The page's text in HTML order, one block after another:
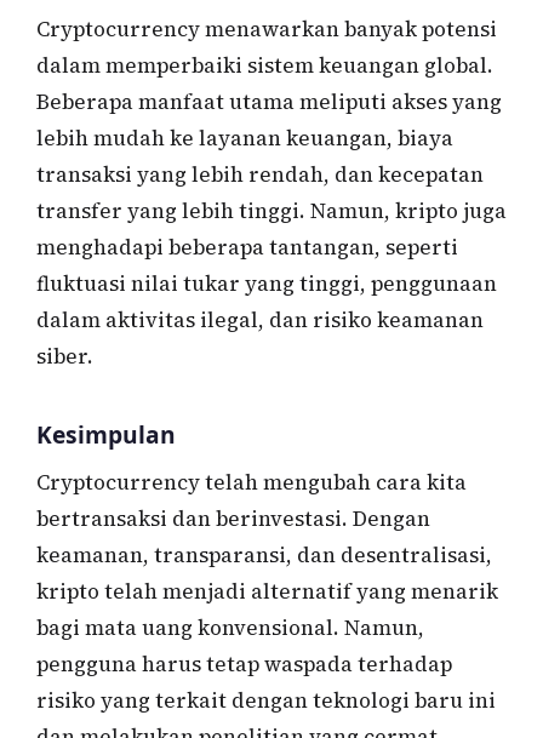
Cryptocurrency menawarkan banyak potensi
dalam memperbaiki sistem keuangan global.
Beberapa manfaat utama meliputi akses yang
lebih mudah ke layanan keuangan, biaya
transaksi yang lebih rendah, dan kecepatan
transfer yang lebih tinggi. Namun, kripto juga
menghadapi beberapa tantangan, seperti
fluktuasi nilai tukar yang tinggi, penggunaan
dalam aktivitas ilegal, dan risiko keamanan
siber.
Kesimpulan
Cryptocurrency telah mengubah cara kita
bertransaksi dan berinvestasi. Dengan
keamanan, transparansi, dan desentralisasi,
kripto telah menjadi alternatif yang menarik
bagi mata uang konvensional. Namun,
pengguna harus tetap waspada terhadap
risiko yang terkait dengan teknologi baru ini